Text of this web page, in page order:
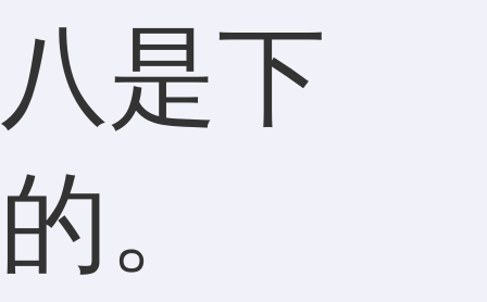
八是下
的。